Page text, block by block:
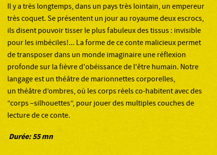
Il y a très longtemps, dans un pays très lointain, un empereur
très coquet. Se présentent un jour au royaume deux escrocs,
ils disent pouvoir tisser le plus fabuleux des tissus : invisible
pour les imbéciles!... La forme de ce conte malicieux permet
de transposer dans un monde imaginaire une réflexion
profonde sur la fièvre d'obéissance de l'être humain. Notre
langage est un théâtre de marionnettes corporelles,
un théâtre d’ombres, où les corps réels co-habitent avec des
“corps –silhouettes”, pour jouer des multiples couches de
lecture de ce conte.
Durée: 55 mn